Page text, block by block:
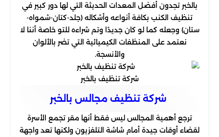
بالخبر تجدون أفضل المعدات الحديثة التي لها دور كبير في
تنظيف الكنب بكافة أنواعه وأشكاله (جلد-كتان-شمواه-
ستان) وجعله كما لو كان جديدًا وتم شراءه للتو خاصة أننا لا
نعتمد على المنظفات الكيميائية التي تضر بالألوان
والأنسجة.
شركة تنظيف بالخبر
شركة تنظیف مجالس بالخبر
ترجع أهمية المجالس ليس فقط أنها مقر تجمع الأسرة
لقضاء أوقات جيدة أمام شاشة التلفزيون ولكنها تعد واجهة